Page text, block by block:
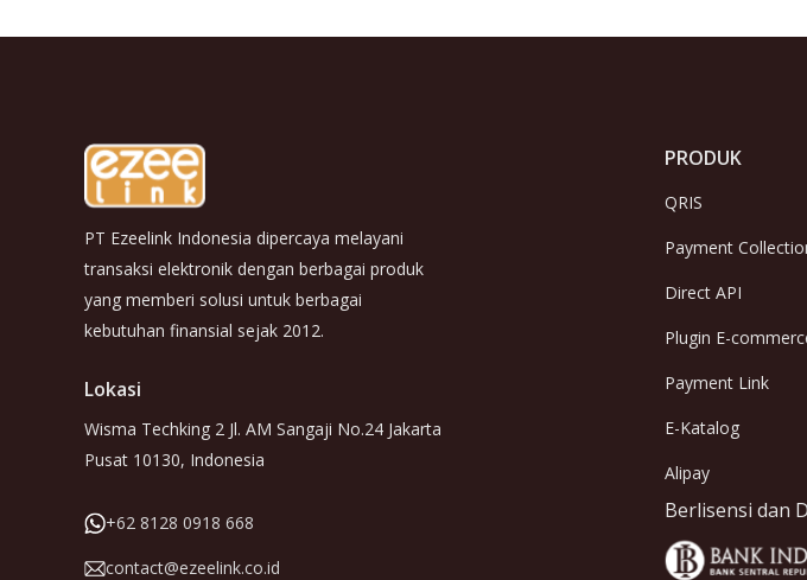
PT Ezeelink Indonesia dipercaya melayani
transaksi elektronik dengan berbagai produk
yang memberi solusi untuk berbagai
kebutuhan finansial sejak 2012.
Lokasi
Wisma Techking 2 Jl. AM Sangaji No.24 Jakarta
Pusat 10130, Indonesia
+62 8128 0918 668
contact@ezeelink.co.id
PRODUK
QRIS
Payment
Direct API
Plugin E-
Payment Link
E-Katalog
Alipay
Berlisensi dan